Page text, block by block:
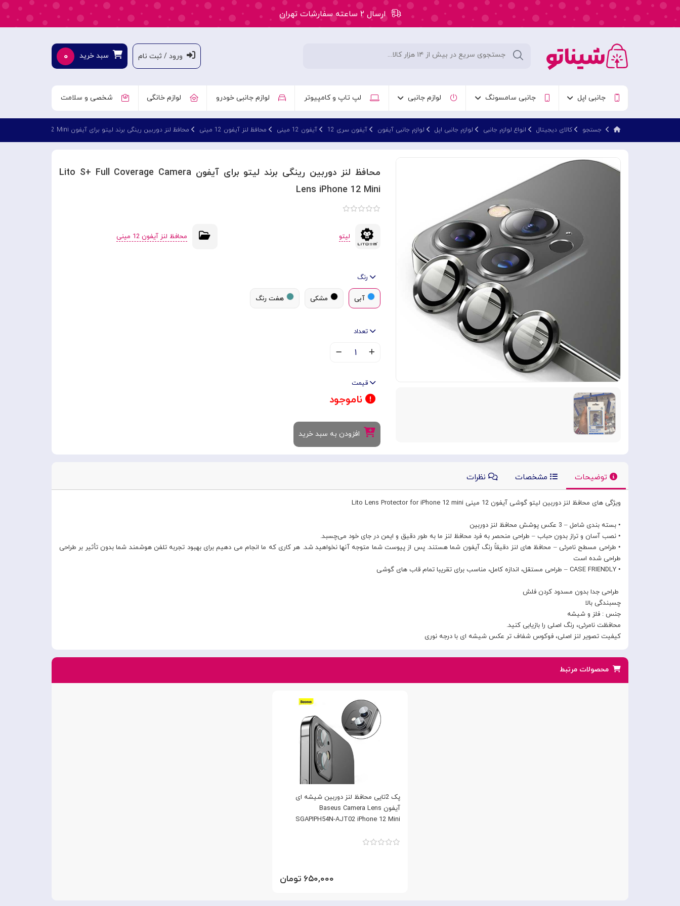
ارسال ۲ ساعته سفارشات تهران
ورود / ثبت نام سبد خرید ۰
جانبی اپل جانبی سامسونگ لوازم جانبی لپ تاپ و کامپیوتر لوازم جانبی خودرو لوازم خانگی شخصی و سلامت
جستجو کالای دیجیتال انواع لوازم جانبی لوازم جانبی اپل لوازم جانبی آیفون آیفون سری 12 آیفون 12 مینی محافظ لنز آیفون 12 مینی محافظ لنز دوربین رینگی برند لیتو برای آیفون Lito S+ Full Coverage Camera Lens iPhone 12 Mini
محافظ لنز دوربین رینگی برند لیتو برای آیفون Lito S+ Full Coverage Camera
Lens iPhone 12 Mini
لیتو محافظ لنز آیفون 12 مینی
رنگ
آبی مشکی هفت رنگ
تعداد
۱
قیمت
ناموجود
افزودن به سبد خرید
توضیحات مشخصات نظرات
ویژگی های محافظ لنز دوربین لیتو گوشی آیفون 12 مینی Lito Lens Protector for iPhone 12 mini
• بسته بندی شامل – 3 عکس پوشش محافظ لنز دوربین
• نصب آسان و تراز بدون حباب – طراحی منحصر به فرد محافظ لنز ما به طور دقیق و ایمن در جای خود می‌چسبد.
• طراحی مسطح نامرئی – محافظ های لنز دقیقاً رنگ آیفون شما هستند. پس از پیوست شما متوجه آنها نخواهید شد. هر کاری که ما انجام می دهیم برای بهبود تجربه تلفن هوشمند شما بدون تأثیر بر طراحی
طراحی شده است
• CASE FRIENDLY – طراحی مستقل، اندازه کامل، مناسب برای تقریبا تمام قاب های گوشی
طراحی جدا بدون مسدود کردن فلش
چسبندگی بالا
جنس : فلز و شیشه
محافظت نامرئی، رنگ اصلی را بازیابی کنید.
کیفیت تصویر لنز اصلی، فوکوس شفاف تر عکس شیشه ای با درجه نوری
محصولات مرتبط
پک 2تایی محافظ لنز دوربین شیشه ای
آیفون Baseus Camera Lens
SGAPIPH54N-AJT02 iPhone 12 Mini
۶۵۰,۰۰۰ تومان